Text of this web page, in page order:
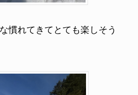
慣れてきてとても楽しそう